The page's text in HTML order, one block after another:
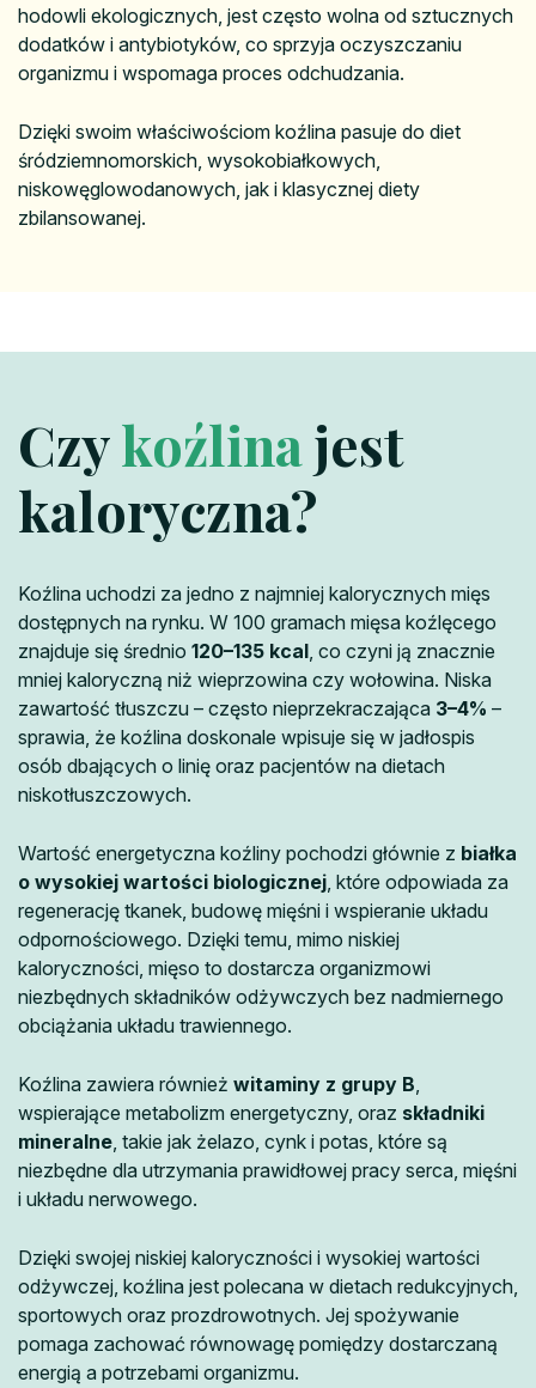
hodowli ekologicznych, jest często wolna od sztucznych
dodatków i antybiotyków, co sprzyja oczyszczaniu
organizmu i wspomaga proces odchudzania.
Dzięki swoim właściwościom koźlina pasuje do diet
śródziemnomorskich, wysokobiałkowych,
niskowęglowodanowych, jak i klasycznej diety
zbilansowanej.
Czykoźlinajest
kaloryczna?
Koźlina uchodzi za jedno z najmniej kalorycznych mięs
dostępnych na rynku. W 100 gramach mięsa koźlęcego
znajduje się średnio 120–135 kcal , co czyni ją znacznie
mniej kaloryczną niż wieprzowina czy wołowina. Niska
zawartość tłuszczu – często nieprzekraczająca 3–4% –
sprawia, że koźlina doskonale wpisuje się w jadłospis
osób dbających o linię oraz pacjentów na dietach
niskotłuszczowych.
Wartość energetyczna koźliny pochodzi głównie z białka
o wysokiej wartości biologicznej , które odpowiada za
regenerację tkanek, budowę mięśni i wspieranie układu
odpornościowego. Dzięki temu, mimo niskiej
kaloryczności, mięso to dostarcza organizmowi
niezbędnych składników odżywczych bez nadmiernego
obciążania układu trawiennego.
Koźlina zawiera również witaminy z grupy B
wspierające metabolizm energetyczny, oraz składniki
mineralne , takie jak żelazo, cynk i potas, które są
niezbędne dla utrzymania prawidłowej pracy serca, mięśni
i układu nerwowego.
Dzięki swojej niskiej kaloryczności i wysokiej wartości
odżywczej, koźlina jest polecana w dietach redukcyjnych,
sportowych oraz prozdrowotnych. Jej spożywanie
pomaga zachować równowagę pomiędzy dostarczaną
energią a potrzebami organizmu.